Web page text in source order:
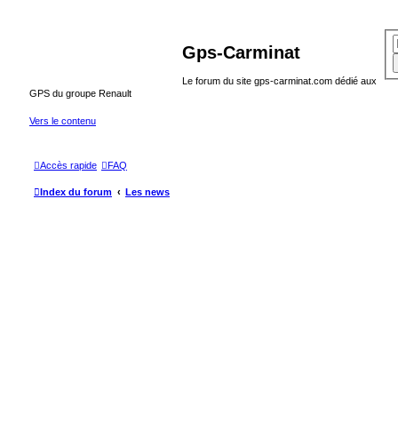
Gps-Carminat
Le forum du site gps-carminat.com dédié aux
GPS du groupe Renault
Vers le contenu
Accès rapide FAQ
Index du forum Les news